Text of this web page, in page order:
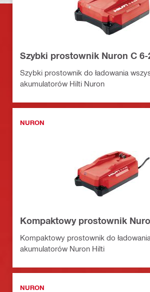
Szybki prostownik Nuron C 6-
Szybki prostownik do ładowania
akumulatorów Hilti Nuron
NURON
Kompaktowy prostownik
Kompaktowy prostownik do
akumulatorów Nuron Hilti
NURON